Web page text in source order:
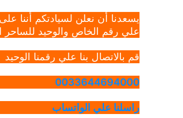
يسعدنا أن نعلن لسيادتكم أننا
علي رقم الخاص والوحيد للساحر
قم بالاتصال بنا علي رقمنا الوحيد
0033644694000
راسلنا علي الواتساب